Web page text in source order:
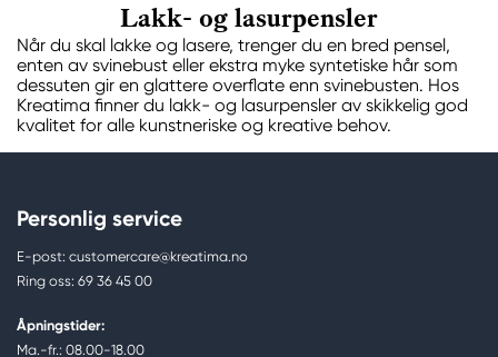
Lakk- og lasurpensler
Når du skal lakke og lasere, trenger du en bred pensel,
enten av svinebust eller ekstra myke syntetiske hår som
dessuten gir en glattere overflate enn svinebusten. Hos
Kreatima finner du lakk- og lasurpensler av skikkelig god
kvalitet for alle kunstneriske og kreative behov.
Personlig service
E-post: customercare@kreatima.no
Ring oss: 69 36 45 00
Åpningstider:
Ma.-fr.: 08.00-18.00